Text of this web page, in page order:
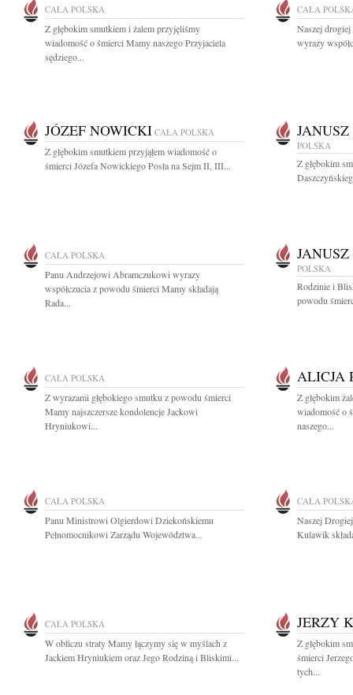
CAŁA POLSKA
Z głębokim smutkiem i żalem przyjęliśmy
wiadomość o śmierci Mamy naszego Przyjaciela
sędziego...
CAŁA
Naszej
wyrazy
JÓZEF NOWICKI CAŁA POLSKA
Z głębokim smutkiem przyjąłem wiadomość o
śmierci Józefa Nowickiego Posła na Sejm II, III...
POLSKA
Z głębokim
CAŁA POLSKA
Panu Andrzejowi Abramczukowi wyrazy
współczucia z powodu śmierci Mamy składają
Rada...
POLSKA
Rodzinie i
powodu
CAŁA POLSKA
Z wyrazami głębokiego smutku z powodu śmierci
Mamy najszczersze kondolencje Jackowi
Hryniukowi...
ALICJA
Z głębokim
wiadomość o
naszego...
CAŁA POLSKA
Panu Ministrowi Olgierdowi Dziekońskiemu
Pełnomocnikowi Zarządu Województwa...
CAŁA
Naszej
Kulawik
CAŁA POLSKA
W obliczu straty Mamy łączymy się w myślach z
Jackiem Hryniukiem oraz Jego Rodziną i Bliskimi...
JERZY
Z głębokim
śmierci
tych...